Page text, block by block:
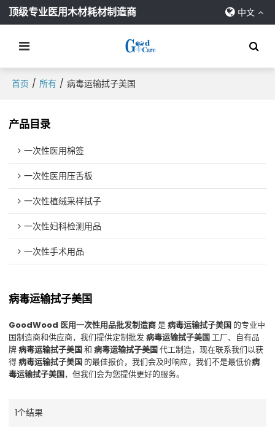
顶级专业医用木材耗材制造商 中文
首页 / 所有 / 病毒运输拭子美国
产品目录
一次性医用棉签
一次性医用压舌板
一次性植绒采样拭子
一次性妇科检测用品
一次性手术用品
病毒运输拭子美国
GoodWood 医用一次性用品批发制造商是病毒运输拭子美国 的专业中
国制造商和供应商，我们提供定制批发病毒运输拭子美国工厂、自有品
牌病毒运输拭子美国和病毒运输拭子美国代工制造，现在联系我们以获
得病毒运输拭子美国 的最佳报价，我们会及时响应，我们不是最低价病
毒运输拭子美国，但我们会为您提供更好的服务。
1个结果